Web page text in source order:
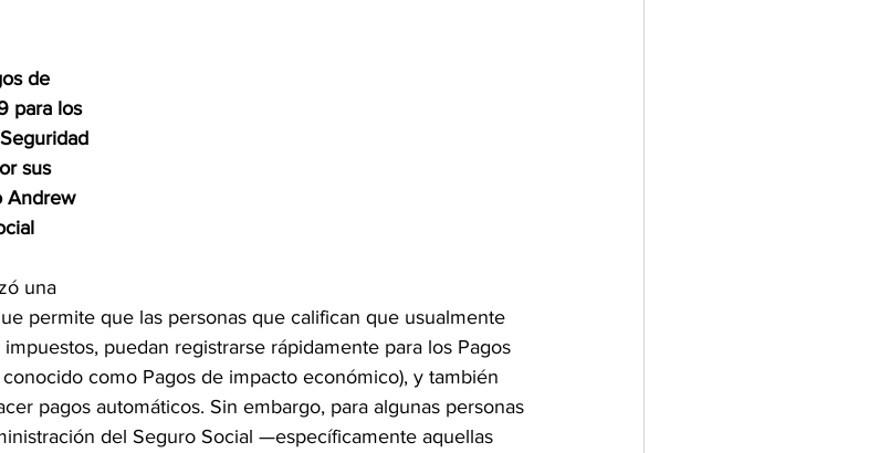
de
para los
sus
Andrew
una
permite que las personas que califican que usualmente
puedan registrarse rápidamente para los Pagos
como Pagos de impacto económico), y también
pagos automáticos. Sin embargo, para algunas personas
del Seguro Social —específicamente aquellas